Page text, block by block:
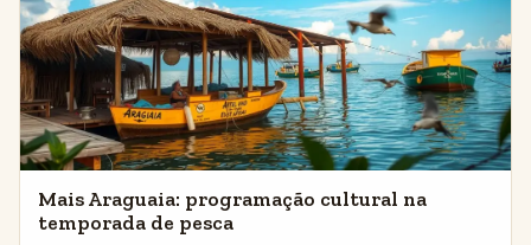
Mais Araguaia: programação cultural na
temporada de pesca